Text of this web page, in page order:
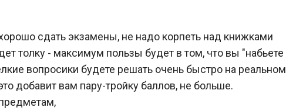
сдать экзамены, не надо корпеть над книжками
толку - максимум пользы будет в том, что вы "набьете
вопросики будете решать очень быстро на реальном
добавит вам пару-тройку баллов, не больше.